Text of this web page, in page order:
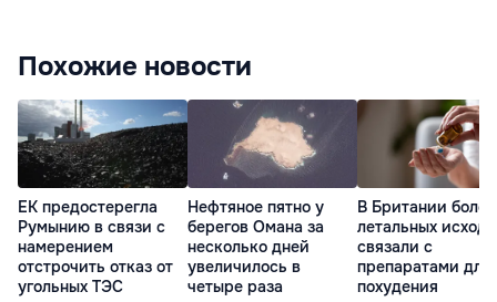
Похожие новости
ЕК предостерегла
Румынию в связи с
намерением
отстрочить отказ от
угольных ТЭС
Нефтяное пятно у
берегов Омана за
несколько дней
увеличилось в
четыре раза
В Британии
летальных
связали с
препаратами для
похудения